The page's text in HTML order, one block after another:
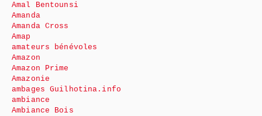
Amal Bentounsi
Amanda
Amanda Cross
Amap
amateurs bénévoles
Amazon
Amazon Prime
Amazonie
ambages Guilhotina.info
ambiance
Ambiance Bois